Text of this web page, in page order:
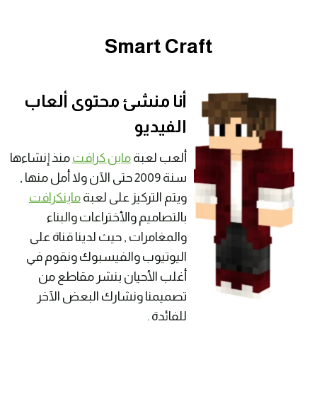
Smart Craft
أنا منشئ محتوى ألعاب
الفيديو
ألعب لعبةماين كرافت منذ إنشاءها
سنة 2009 حتى الآن ولا أمل منها ,
ويتم التركيز على لعبةماينكرافت
بالتصاميم والأختراعات والبناء
والمغامرات , حيث لدينا قناة على
اليوتيوب والفيسبوك ونقوم في
أغلب الأحيان بنشر مقاطع من
تصميمنا ونشارك البعض الآخر
للفائدة .